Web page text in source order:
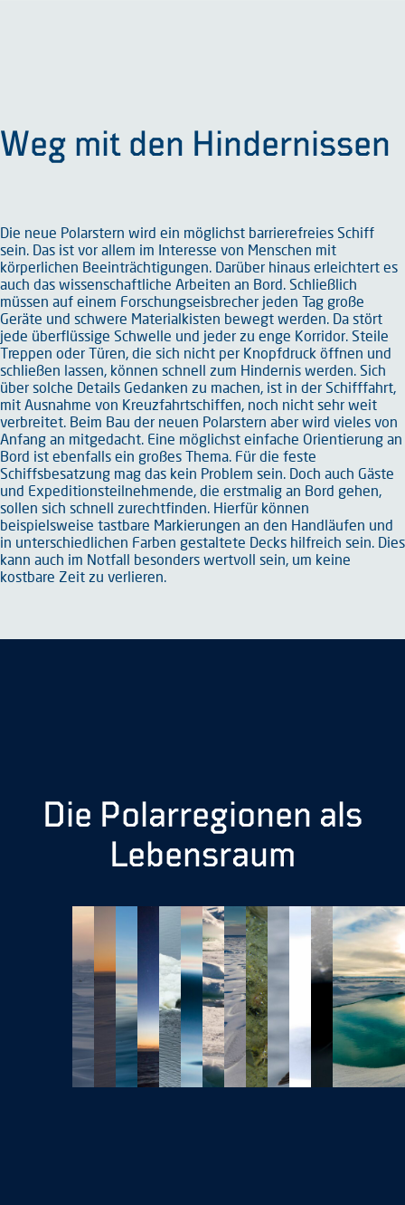
Weg mit den Hindernissen
Die neue Polarstern wird ein möglichst barrierefreies Schiff
sein. Das ist vor allem im Interesse von Menschen mit
körperlichen Beeinträchtigungen. Darüber hinaus erleichtert es
auch das wissenschaftliche Arbeiten an Bord. Schließlich
müssen auf einem Forschungseisbrecher jeden Tag große
Geräte und schwere Materialkisten bewegt werden. Da stört
jede überflüssige Schwelle und jeder zu enge Korridor. Steile
Treppen oder Türen, die sich nicht per Knopfdruck öffnen und
schließen lassen, können schnell zum Hindernis werden. Sich
über solche Details Gedanken zu machen, ist in der Schifffahrt,
mit Ausnahme von Kreuzfahrtschiffen, noch nicht sehr weit
verbreitet. Beim Bau der neuen Polarstern aber wird vieles von
Anfang an mitgedacht. Eine möglichst einfache Orientierung an
Bord ist ebenfalls ein großes Thema. Für die feste
Schiffsbesatzung mag das kein Problem sein. Doch auch Gäste
und Expeditionsteilnehmende, die erstmalig an Bord gehen,
sollen sich schnell zurechtfinden. Hierfür können
beispielsweise tastbare Markierungen an den Handläufen und
in unterschiedlichen Farben gestaltete Decks hilfreich sein. Dies
kann auch im Notfall besonders wertvoll sein, um keine
kostbare Zeit zu verlieren.
Die Polarregionen als
Lebensraum